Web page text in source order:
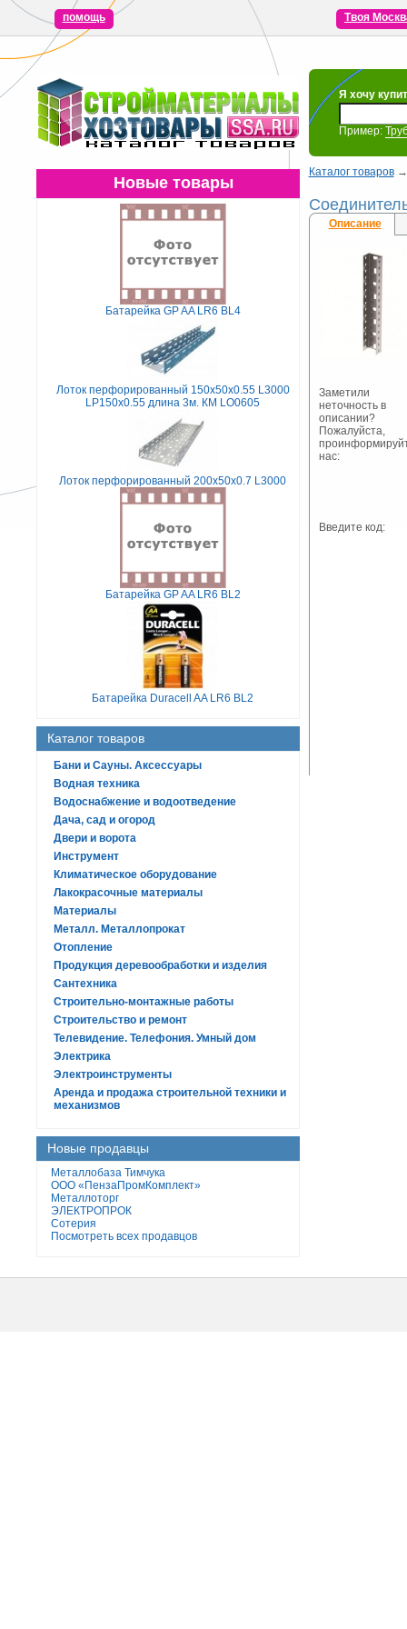
помощь Твоя
Я хочу
Пример:
Новые товары
Батарейка GP AA LR6 BL4
Лоток перфорированный 150х50х0.55 L3000
LP150х0.55 длина 3м. КМ LO0605
Лоток перфорированный 200х50х0.7 L3000
Батарейка GP AA LR6 BL2
Батарейка Duracell AA LR6 BL2
Каталог товаров
Бани и Сауны. Аксессуары
Водная техника
Водоснабжение и водоотведение
Дача, сад и огород
Двери и ворота
Инструмент
Климатическое оборудование
Лакокрасочные материалы
Материалы
Металл. Металлопрокат
Отопление
Продукция деревообработки и изделия
Сантехника
Строительно-монтажные работы
Строительство и ремонт
Телевидение. Телефония. Умный дом
Электрика
Электроинструменты
Аренда и продажа строительной техники и
механизмов
Новые продавцы
Металлобаза Тимчука
ООО «ПензаПромКомплект»
Металлоторг
ЭЛЕКТРОПРОК
Сотерия
Посмотреть всех продавцов
Каталог товаров
Описание
Заметили
неточность в
описании?
Пожалуйста,
нас:
Введите код: